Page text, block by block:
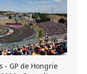
- GP de Hongrie